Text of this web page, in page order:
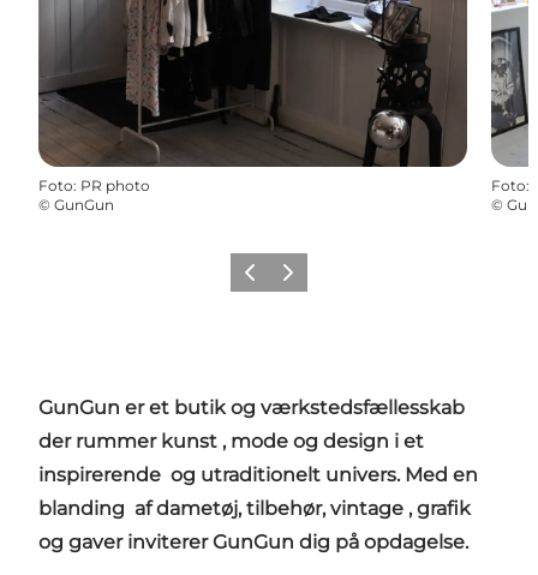
Foto: PR photo
© GunGun
Foto:
©
ForrigeNæste
GunGun er et butik og værkstedsfællesskab
der rummer kunst , mode og design i et
inspirerende og utraditionelt univers. Med en
blanding af dametøj, tilbehør, vintage , grafik
og gaver inviterer GunGun dig på opdagelse.